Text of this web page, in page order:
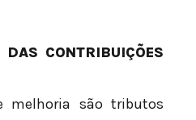
DAS CONTRIBUIÇÕES
melhoria são tributos